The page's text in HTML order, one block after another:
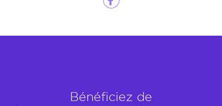
Bénéficiez de